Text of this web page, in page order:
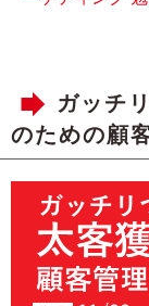
ガッチ
のための顧